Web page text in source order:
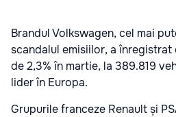
Brandul Volkswagen, cel mai
scandalul emisiilor, a
de 2,3% în martie, la 389.819
lider în Europa.
Grupurile franceze Renault și